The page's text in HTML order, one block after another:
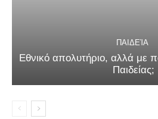
ΠΑΙΔΕΊΑ
Εθνικό απολυτήριο, αλλά με
Παιδείας;